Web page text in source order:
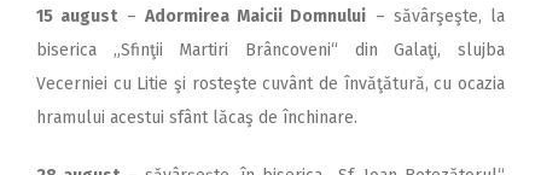
15 august– Adormirea Maicii Domnului – săvârşeşte, la
biserica „Sfinţii Martiri Brâncoveni“ din Galaţi, slujba
Vecerniei cu Litie şi rosteşte cuvânt de învăţătură, cu ocazia
hramului acestui sfânt lăcaş de închinare.